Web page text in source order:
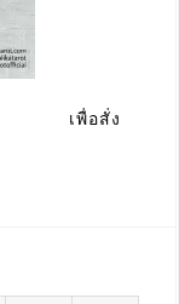
า) เพื่อสั่ง